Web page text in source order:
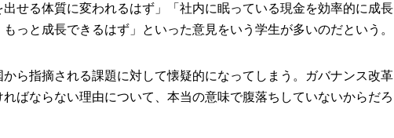
せる体質に変われるはず」「社内に眠っている現金を効率的に成長
っと成長できるはず」といった意見をいう学生が多いのだという。
ら指摘される課題に対して懐疑的になってしまう。ガバナンス改革
ばならない理由について、本当の意味で腹落ちしていないからだろ